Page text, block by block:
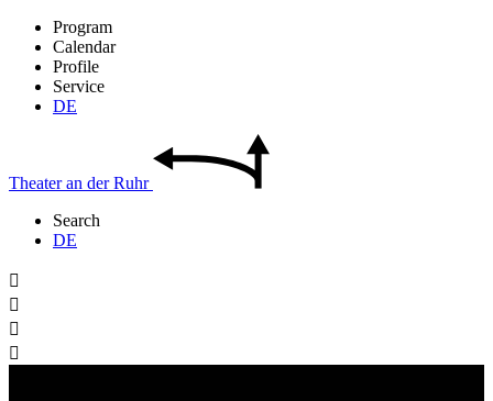
Program
Calendar
Profile
Service
DE
Theateran derRuhr
Search
DE



